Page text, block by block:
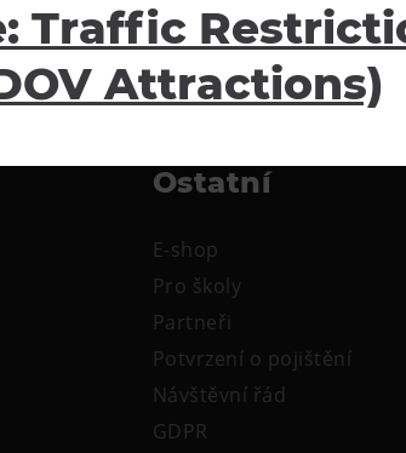
Ostatní
E-shop
Pro školy
Partneři
Potvrzení o pojištění
Návštěvní řád
GDPR
Traffic
Attractions)